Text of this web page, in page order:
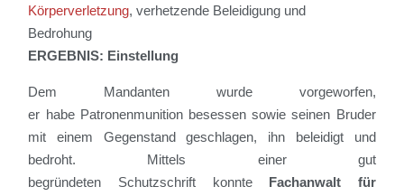
Körperverletzung, verhetzende Beleidigung und
Bedrohung
ERGEBNIS: Einstellung
Dem Mandanten wurde vorgeworfen,
er habe Patronenmunition besessen sowie seinen Bruder
mit einem Gegenstand geschlagen, ihn beleidigt und
bedroht. Mittels einer gut
begründeten
Schutzschrift konnte
Fachanwalt für